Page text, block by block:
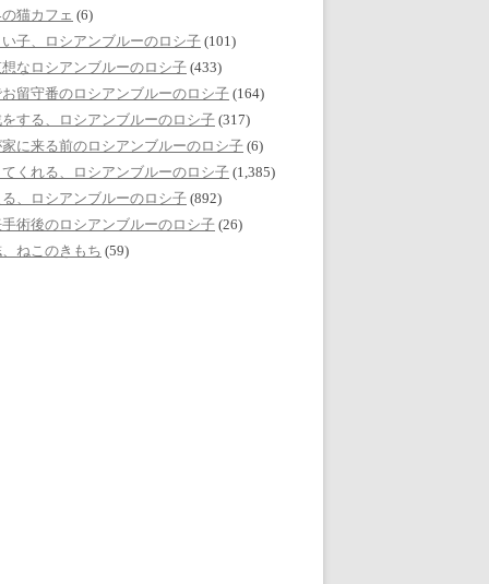
猫カフェ (6)
子、ロシアンブルーのロシ子 (101)
なロシアンブルーのロシ子 (433)
留守番のロシアンブルーのロシ子 (164)
する、ロシアンブルーのロシ子 (317)
に来る前のロシアンブルーのロシ子 (6)
くれる、ロシアンブルーのロシ子 (1,385)
、ロシアンブルーのロシ子 (892)
術後のロシアンブルーのロシ子 (26)
ねこのきもち (59)